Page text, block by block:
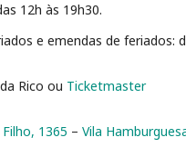
12h às 19h30.
e emendas de feriados:
Rico ou Ticketmaster
1365 – Vila